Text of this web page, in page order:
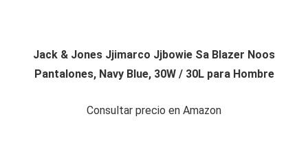
Jack & Jones Jjimarco Jjbowie Sa Blazer Noos
Pantalones, Navy Blue, 30W / 30L para Hombre
Consultar precio en Amazon